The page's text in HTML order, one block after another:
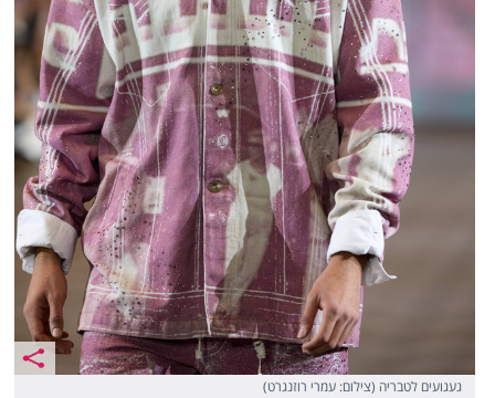
געגועים לטבריה (צילום: עמרי רוזנגרט)